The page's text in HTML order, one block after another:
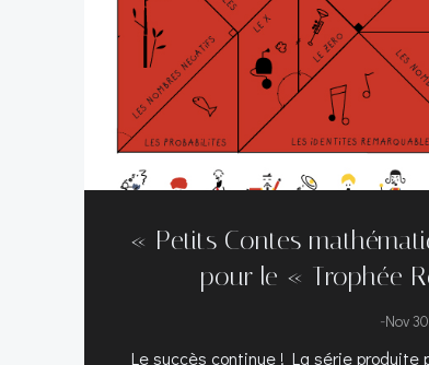
« Petits Contes
pour le « Trophée
-Nov 30
Le succès continue ! La série produite